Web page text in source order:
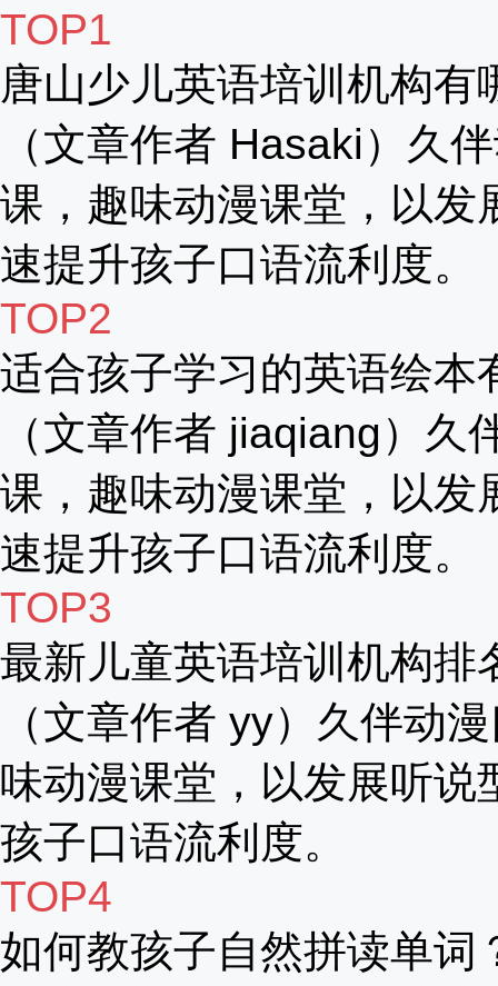
TOP1
唐山少儿英语培训机构
（文章作者 Hasaki）久
课，趣味动漫课堂，以发
速提升孩子口语流利度。
TOP2
适合孩子学习的英语绘本
（文章作者 jiaqiang）
课，趣味动漫课堂，以发
速提升孩子口语流利度。
TOP3
最新儿童英语培训机构排
（文章作者 yy）久伴动
味动漫课堂，以发展听说
孩子口语流利度。
TOP4
如何教孩子自然拼读单词